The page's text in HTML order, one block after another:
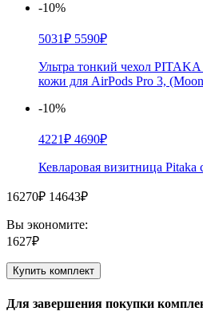
-10%
5031₽ 5590₽
Ультра тонкий чехол
кожи для AirPods Pro 3,
-10%
4221₽ 4690₽
Кевларовая визитница Pitaka
16270₽ 14643₽
Вы экономите:
1627₽
Купить комплект
Для завершения покупки